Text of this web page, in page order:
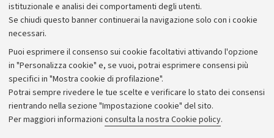
istituzionale e analisi dei comportamenti degli utenti.
Se chiudi questo banner continuerai la navigazione solo con i cookie
necessari.
Puoi esprimere il consenso sui cookie facoltativi attivando l'opzione
in "Personalizza cookie" e, se vuoi, potrai esprimere consensi più
specifici in "Mostra cookie di profilazione".
Potrai sempre rivedere le tue scelte e verificare lo stato dei consensi
rientrando nella sezione "Impostazione cookie" del sito.
Per maggiori informazioni consulta la nostra Cookie policy.
Donazioni e 5x1000
Bandi, gare e concorsi
Albo online
Amministrazione trasparente
Atti di notifica
Informazioni sul sito e accessibilità